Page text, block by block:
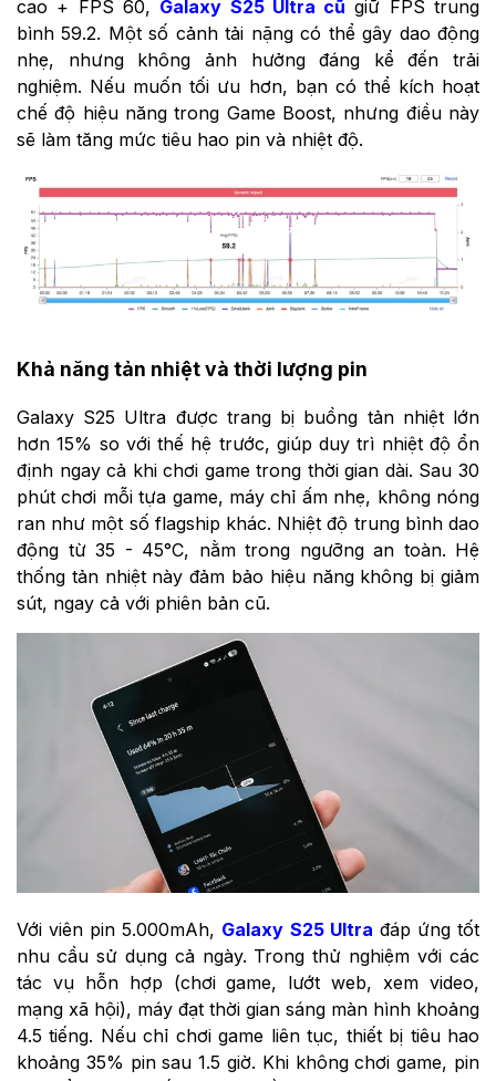
cao + FPS 60, Galaxy S25 Ultra cũ giữ FPS trung
bình 59.2. Một số cảnh tải nặng có thể gây dao động
nhẹ, nhưng không ảnh hưởng đáng kể đến trải
nghiệm. Nếu muốn tối ưu hơn, bạn có thể kích hoạt
chế độ hiệu năng trong Game Boost, nhưng điều này
sẽ làm tăng mức tiêu hao pin và nhiệt độ.
Khả năng tản nhiệt và thời lượng pin
Galaxy S25 Ultra được trang bị buồng tản nhiệt lớn
hơn 15% so với thế hệ trước, giúp duy trì nhiệt độ ổn
định ngay cả khi chơi game trong thời gian dài. Sau 30
phút chơi mỗi tựa game, máy chỉ ấm nhẹ, không nóng
ran như một số flagship khác. Nhiệt độ trung bình dao
động từ 35 - 45°C, nằm trong ngưỡng an toàn. Hệ
thống tản nhiệt này đảm bảo hiệu năng không bị giảm
sút, ngay cả với phiên bản cũ.
Với viên pin 5.000mAh, Galaxy S25 Ultra đáp ứng tốt
nhu cầu sử dụng cả ngày. Trong thử nghiệm với các
tác vụ hỗn hợp (chơi game, lướt web, xem video,
mạng xã hội), máy đạt thời gian sáng màn hình khoảng
4.5 tiếng. Nếu chỉ chơi game liên tục, thiết bị tiêu hao
khoảng 35% pin sau 1.5 giờ. Khi không chơi game, pin